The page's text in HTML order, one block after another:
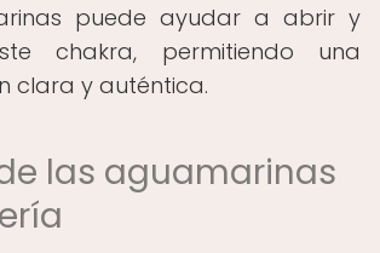
puede ayudar a abrir y
chakra, permitiendo una
clara y auténtica.
las aguamarinas